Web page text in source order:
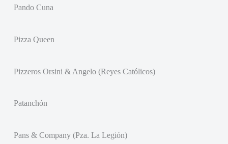
Pando Cuna
Pizza Queen
Pizzeros Orsini & Angelo (Reyes Católicos)
Patanchón
Pans & Company (Pza. La Legión)